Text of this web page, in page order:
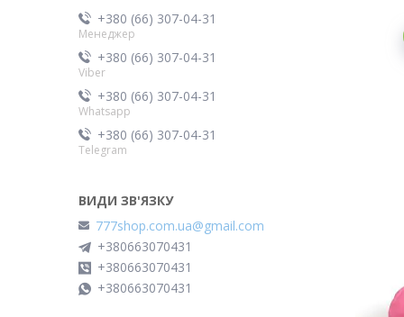
+380 (66) 307-04-31
Менеджер
+380 (66) 307-04-31
Viber
+380 (66) 307-04-31
Whatsapp
+380 (66) 307-04-31
Telegram
777shop.com.ua@gmail.com
+380663070431
+380663070431
+380663070431